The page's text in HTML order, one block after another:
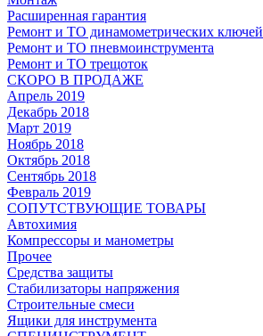
Расширенная гарантия
Ремонт и ТО динамометрических ключей
Ремонт и ТО пневмоинструмента
Ремонт и ТО трещоток
СКОРО В ПРОДАЖЕ
Апрель 2019
Декабрь 2018
Март 2019
Ноябрь 2018
Октябрь 2018
Сентябрь 2018
Февраль 2019
СОПУТСТВУЮЩИЕ ТОВАРЫ
Автохимия
Компрессоры и манометры
Прочее
Средства защиты
Стабилизаторы напряжения
Строительные смеси
Ящики для инструмента